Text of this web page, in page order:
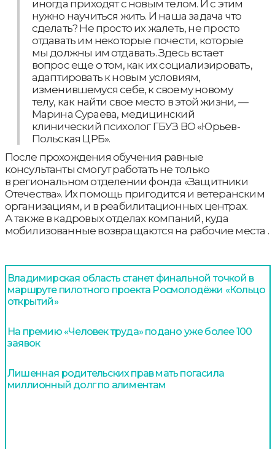
иногда приходят с новым телом. И с этим
нужно научиться жить. И наша задача что
сделать? Не просто их жалеть, не просто
отдавать им некоторые почести, которые
мы должны им отдавать. Здесь встает
вопрос еще о том, как их социализировать,
адаптировать к новым условиям,
изменившемуся себе, к своему новому
телу, как найти свое место в этой жизни, —
Марина Сураева, медицинский
клинический психолог ГБУЗ ВО «Юрьев-
Польская ЦРБ».
После прохождения обучения равные
консультанты смогут работать не только
в региональном отделении фонда «Защитники
Отечества». Их помощь пригодится и ветеранским
организациям, и в реабилитационных центрах.
А также в кадровых отделах компаний, куда
мобилизованные возвращаются на рабочие места .
Владимирская область станет финальной точкой в
маршруте пилотного проекта Росмолодёжи «Кольцо
открытий»
На премию «Человек труда» подано уже более 100
заявок
Лишенная родительских прав мать погасила
миллионный долг по алиментам